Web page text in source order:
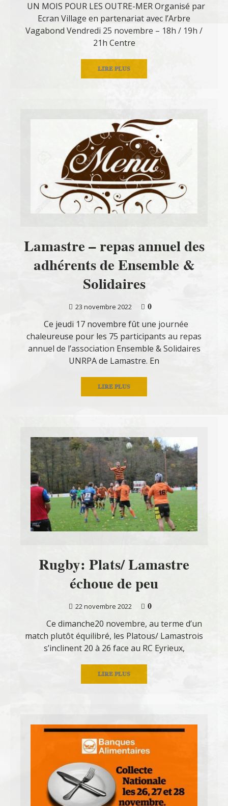
UN MOIS POUR LES OUTRE-MER Organisé par
Ecran Village en partenariat avec l’Arbre
Vagabond Vendredi 25 novembre – 18h / 19h /
21h Centre
LIRE PLUS
Lamastre – repas annuel des
adhérents de Ensemble &
Solidaires
23 novembre 2022
0
Ce jeudi 17 novembre fût une journée
chaleureuse pour les 75 participants au repas
annuel de l’association Ensemble & Solidaires
UNRPA de Lamastre. En
LIRE PLUS
Rugby: Plats/ Lamastre
échoue de peu
22 novembre 2022
0
Ce dimanche20 novembre, au terme d’un
match plutôt équilibré, les Platous/ Lamastrois
s’inclinent 20 à 26 face au RC Eyrieux,
LIRE PLUS